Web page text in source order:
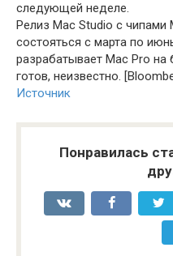
следующей неделе.
Релиз Mac Studio с чипами
состояться с марта по
разрабатывает Mac Pro на
готов, неизвестно.
Источник
Понравилась